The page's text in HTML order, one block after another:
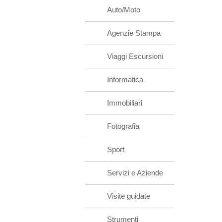
Auto/Moto
Agenzie Stampa
Viaggi Escursioni
Informatica
Immobiliari
Fotografia
Sport
Servizi e Aziende
Visite guidate
Strumenti